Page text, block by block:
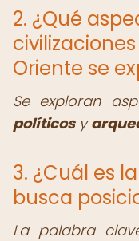
2. ¿Qué
Oriente se
Se exploran
políticosy
3. ¿Cuál es
busca
La palabra